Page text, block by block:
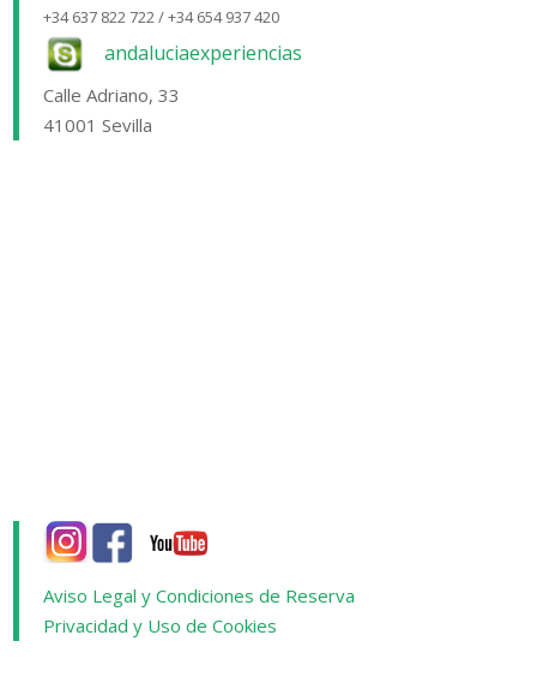
+34 637 822 722 / +34 654 937 420
andaluciaexperiencias
Calle Adriano, 33
41001 Sevilla
Aviso Legal y Condiciones de Reserva
Privacidad y Uso de Cookies